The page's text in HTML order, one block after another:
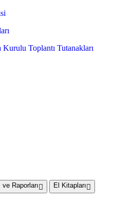
Toplantı Tutanakları
Raporları
El Kitapları